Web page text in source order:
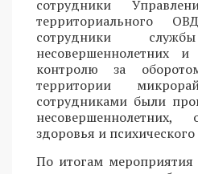
сотрудники
территориального
сотрудники
несовершеннолетних
контролю за
территории
сотрудниками были
здоровья и психического
По итогам